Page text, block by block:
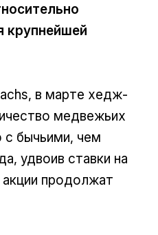
крупнейшей
в марте хедж-
медвежьих
с бычьими, чем
удвоив ставки на
продолжат